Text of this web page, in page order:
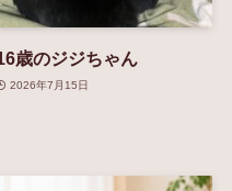
歳のジジちゃん
2026年7月15日